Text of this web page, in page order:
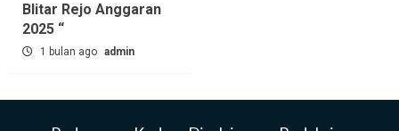
Blitar Rejo Anggaran
2025 “
1 bulan ago admin